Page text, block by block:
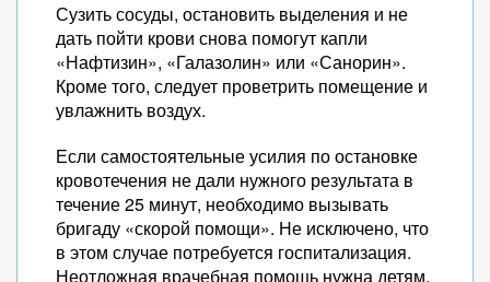
Сузить сосуды, остановить выделения и не
дать пойти крови снова помогут капли
«Нафтизин», «Галазолин» или «Санорин».
Кроме того, следует проветрить помещение и
увлажнить воздух.
Если самостоятельные усилия по остановке
кровотечения не дали нужного результата в
течение 25 минут, необходимо вызывать
бригаду «скорой помощи». Не исключено, что
в этом случае потребуется госпитализация.
Неотложная врачебная помощь нужна детям,